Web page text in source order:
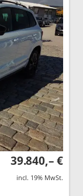
39.840,– €
incl. 19% MwSt.